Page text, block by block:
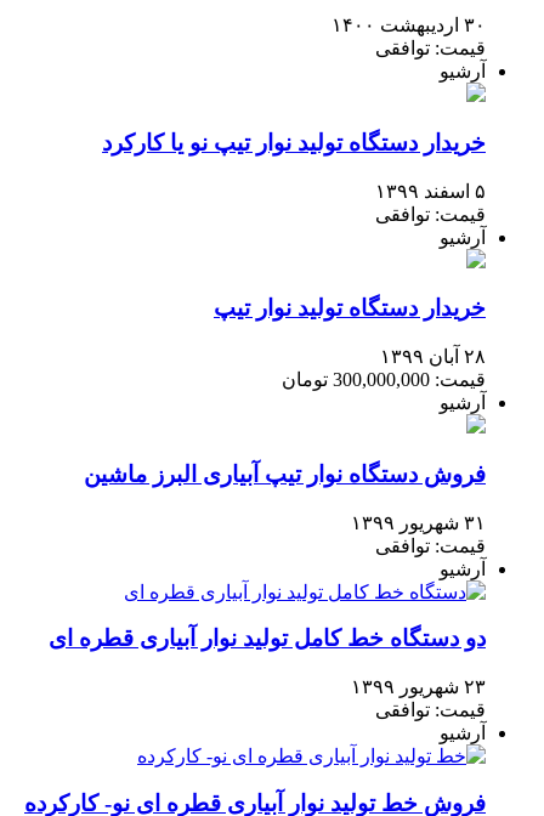
۳۰ اردیبهشت ۱۴۰۰
قیمت: توافقی
آرشیو
خریدار دستگاه تولید نوار تیپ نو یا کارکرد
۵ اسفند ۱۳۹۹
قیمت: توافقی
آرشیو
خریدار دستگاه تولید نوار تیپ
۲۸ آبان ۱۳۹۹
قیمت: 300,000,000 تومان
آرشیو
فروش دستگاه نوار تیپ آبیاری البرز ماشین
۳۱ شهریور ۱۳۹۹
قیمت: توافقی
آرشیو
دو دستگاه خط کامل تولید نوار آبیاری قطره ای
۲۳ شهریور ۱۳۹۹
قیمت: توافقی
آرشیو
فروش خط تولید نوار آبیاری قطره ای نو- کارکرده